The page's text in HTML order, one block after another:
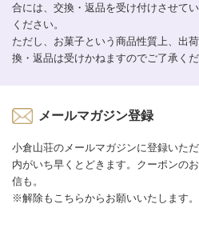
合には、交換・返品を受け付けさせて
ください。
ただし、お菓子という商品性質上、出
換・返品は受けかねますのでご了承くだ
メールマガジン登録
小倉山荘のメールマガジンに登録いた
内がいち早くとどきます。クーポンの
信も。
※解除もこちらからお願いいたします。